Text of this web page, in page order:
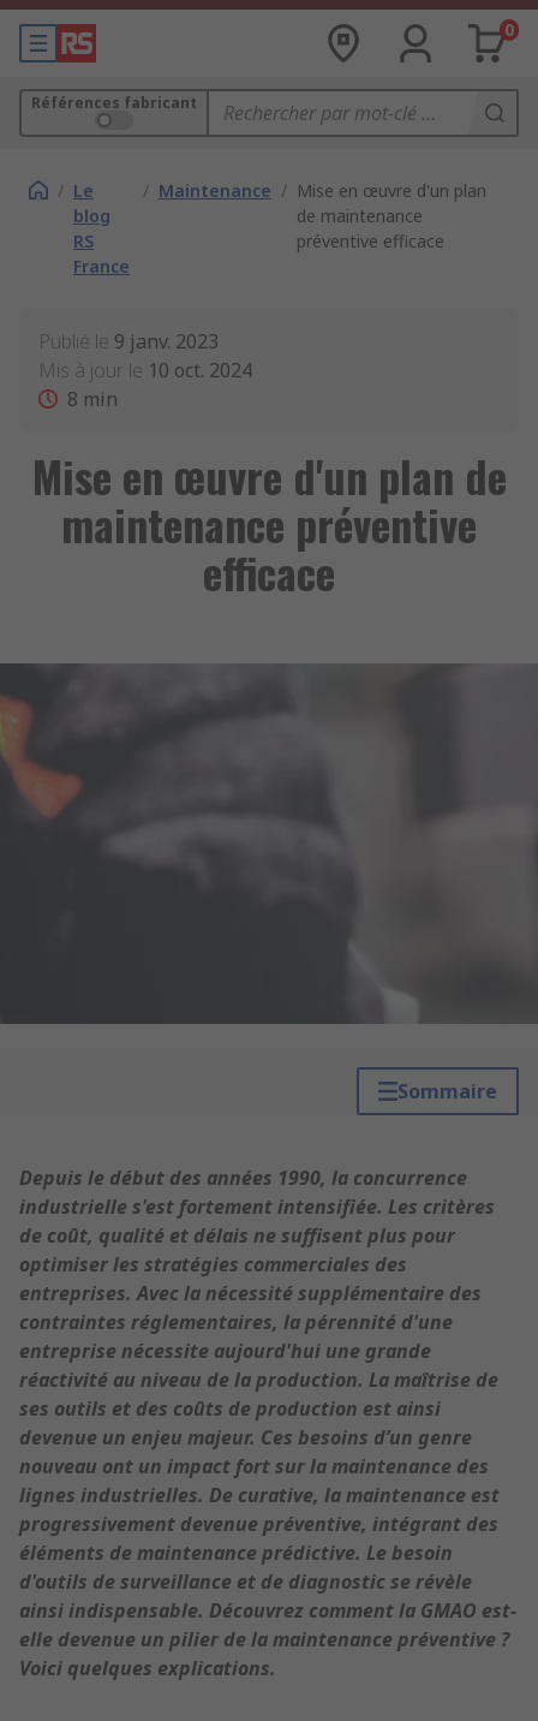
0
Références fabricant
/ Le
blog
RS
France
/ Maintenance / Mise en œuvre d'un plan
de maintenance
préventive efficace
Publié le 9 janv. 2023
Mis à jour le 10 oct. 2024
8 min
Mise en œuvre d'un plan de
maintenance préventive
efficace
Sommaire
Depuis le début des années 1990, la concurrence
industrielle s'est fortement intensifiée. Les critères
de coût, qualité et délais ne suffisent plus pour
optimiser les stratégies commerciales des
entreprises. Avec la nécessité supplémentaire des
contraintes réglementaires, la pérennité d'une
entreprise nécessite aujourd'hui une grande
réactivité au niveau de la production. La maîtrise de
ses outils et des coûts de production est ainsi
devenue un enjeu majeur. Ces besoins d’un genre
nouveau ont un impact fort sur la maintenance des
lignes industrielles. De curative, la maintenance est
progressivement devenue préventive, intégrant des
éléments de maintenance prédictive. Le besoin
d'outils de surveillance et de diagnostic se révèle
ainsi indispensable. Découvrez comment la GMAO est-
elle devenue un pilier de la maintenance préventive ?
Voici quelques explications.